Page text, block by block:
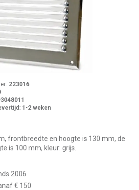
223016
1-2 weken
frontbreedte en hoogte is 130 mm, de
is 100 mm, kleur: grijs.
2006
€ 150